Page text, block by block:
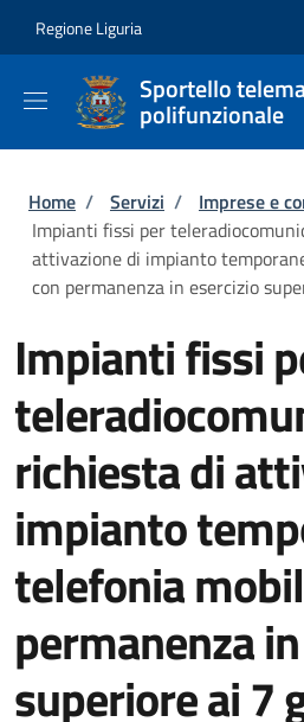
Regione Liguria
Sportello
polifunzionale
Briciole di pane
Home / Servizi / Imprese e
Impianti fissi per
attivazione di impianto
con permanenza in esercizio
Impianti fissi
richiesta di
impianto
telefonia
permanenza
superiore ai 7